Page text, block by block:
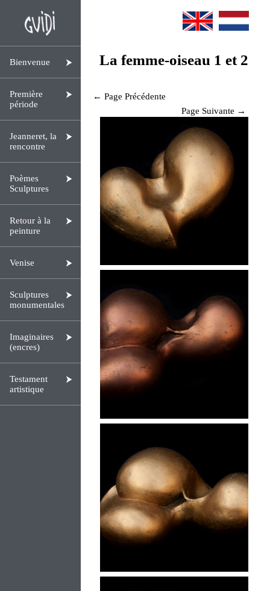
Bienvenue
Première
période
Jeanneret, la
rencontre
Poèmes
Sculptures
Retour à la
peinture
Venise
Sculptures
monumentales
Imaginaires
(encres)
Testament
artistique
La femme-oiseau 1 et 2
← Page Précédente
Page Suivante →